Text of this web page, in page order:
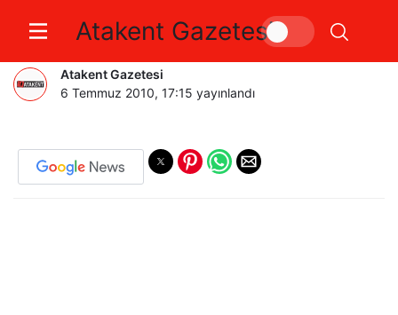
Atakent Gazetesi
SAHİLDE GECE EZİYETİ…
Atakent Gazetesi
6 Temmuz 2010, 17:15 yayınlandı